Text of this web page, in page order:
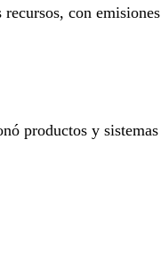
con emisiones
productos y sistemas